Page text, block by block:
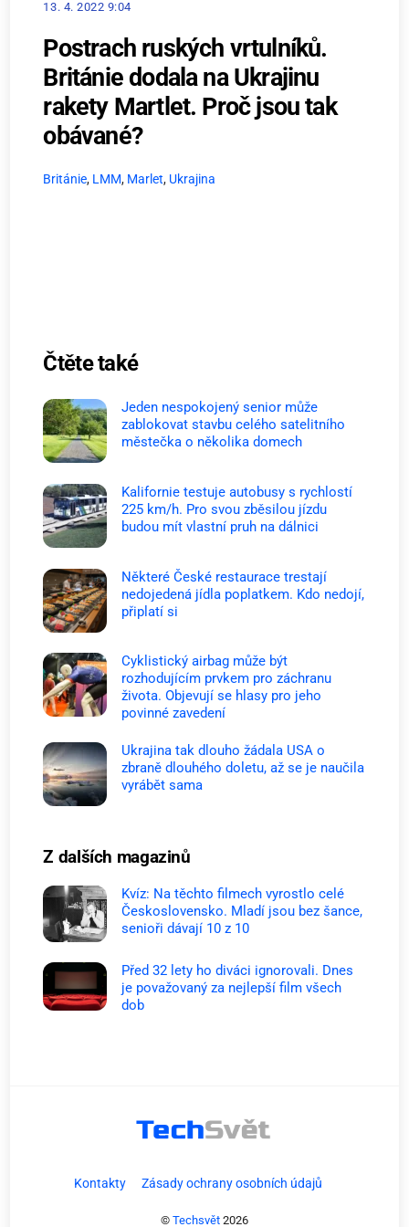
13. 4. 2022 9:04
Postrach ruských vrtulníků.
Británie dodala na Ukrajinu
rakety Martlet. Proč jsou tak
obávané?
Británie, LMM, Marlet, Ukrajina
Čtěte také
Jeden nespokojený senior může
zablokovat stavbu celého satelitního
městečka o několika domech
Kalifornie testuje autobusy s rychlostí
225 km/h. Pro svou zběsilou jízdu
budou mít vlastní pruh na dálnici
Některé České restaurace trestají
nedojedená jídla poplatkem. Kdo nedojí,
připlatí si
Cyklistický airbag může být
rozhodujícím prvkem pro záchranu
života. Objevují se hlasy pro jeho
povinné zavedení
Ukrajina tak dlouho žádala USA o
zbraně dlouhého doletu, až se je naučila
vyrábět sama
Z dalších magazinů
Kvíz: Na těchto filmech vyrostlo celé
Československo. Mladí jsou bez šance,
senioři dávají 10 z 10
Před 32 lety ho diváci ignorovali. Dnes
je považovaný za nejlepší film všech
dob
Kontakty Zásady ochrany osobních údajů
© Techsvět 2026